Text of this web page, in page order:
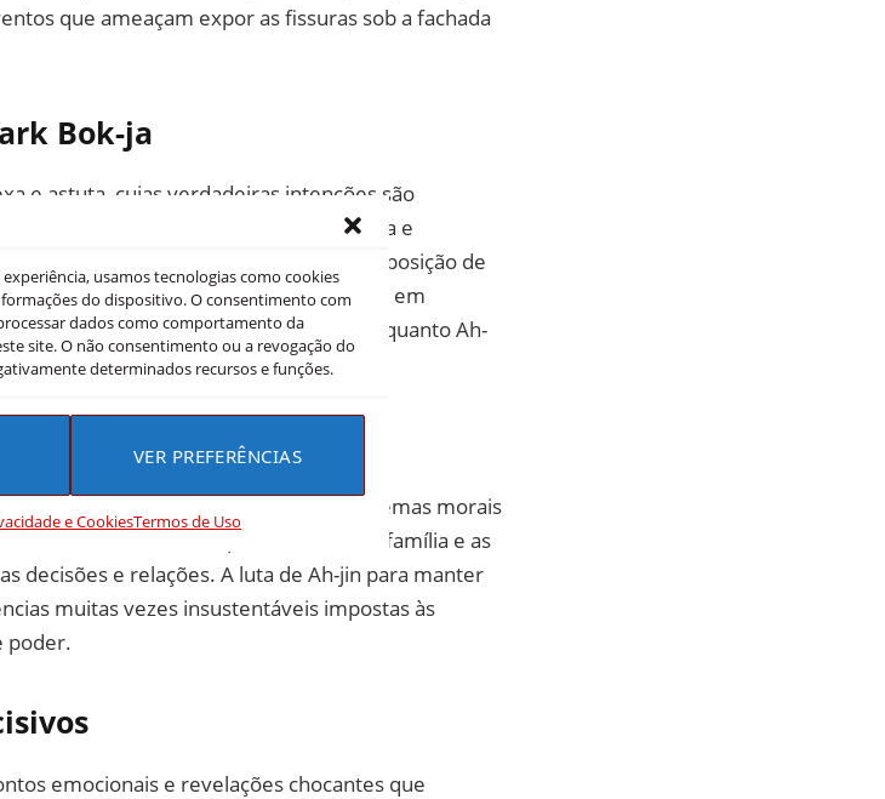
usamos tecnologias como cookies
do dispositivo. O consentimento com
dados como comportamento da
site. O não consentimento ou a revogação do
determinados recursos e funções.
VER PREFERÊNCIAS
e CookiesTermos de Uso
que ameaçam expor as fissuras sob a fachada
Bok-ja
e astuta, cujas verdadeiras intenções são
humilde e dedicada. Com inteligência e
dentro da família, desafiando a posição de
que a rodeiam. A habilidade de Bok-ja em
uma posição de poder crescente, enquanto Ah-
Lady in Dignity” aprofunda-se nos dilemas morais
a dinâmica de poder dentro da família e as
decisões e relações. A luta de Ah-jin para manter
muitas vezes insustentáveis impostas às
poder.
emocionais e revelações chocantes que